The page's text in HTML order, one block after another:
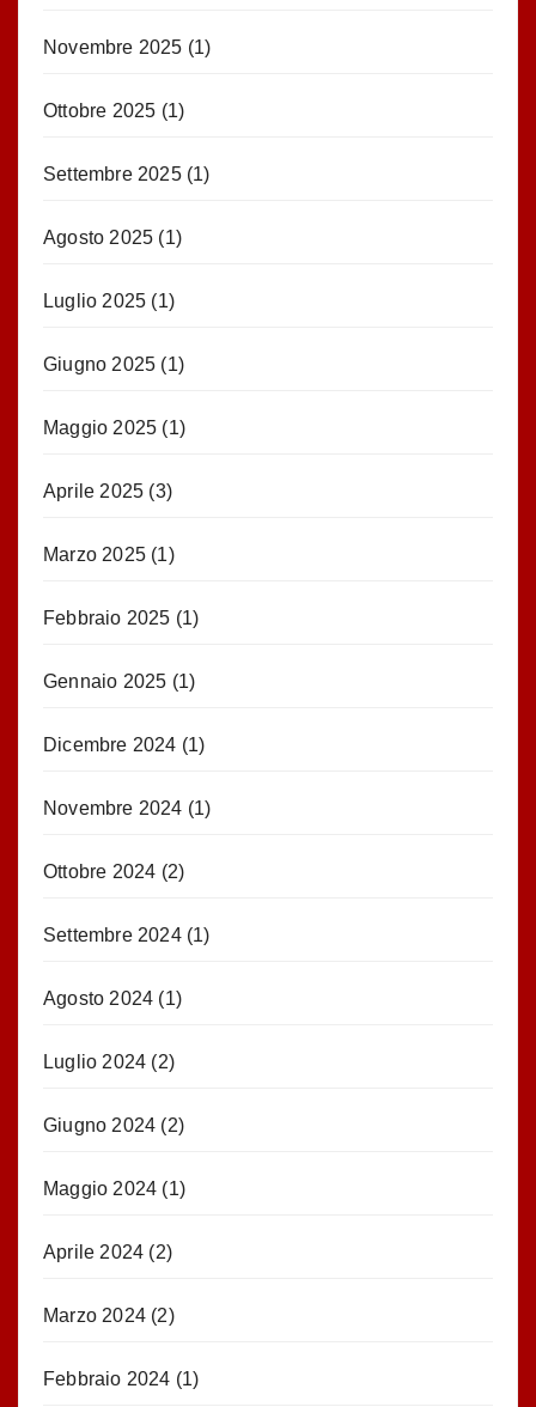
Novembre 2025 (1)
Ottobre 2025 (1)
Settembre 2025(1)
Agosto 2025 (1)
Luglio 2025 (1)
Giugno 2025 (1)
Maggio 2025 (1)
Aprile 2025 (3)
Marzo 2025 (1)
Febbraio 2025 (1)
Gennaio 2025 (1)
Dicembre 2024 (1)
Novembre 2024 (1)
Ottobre 2024 (2)
Settembre 2024(1)
Agosto 2024 (1)
Luglio 2024 (2)
Giugno 2024 (2)
Maggio 2024 (1)
Aprile 2024 (2)
Marzo 2024 (2)
Febbraio 2024 (1)